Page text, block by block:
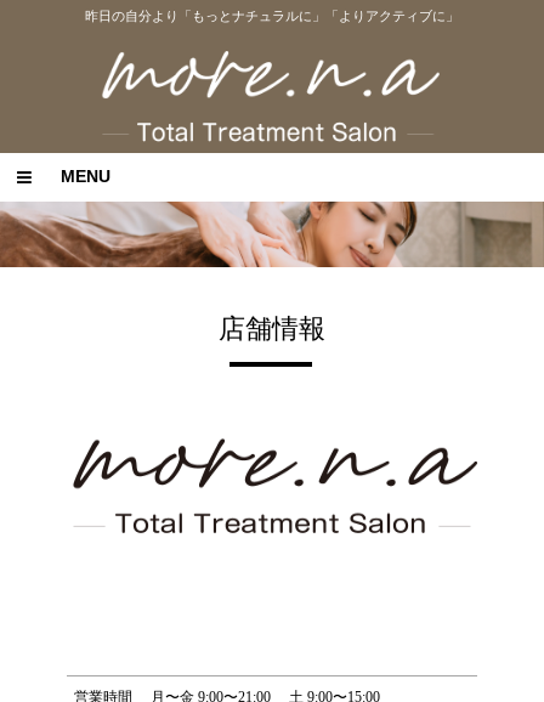
昨日の自分より「もっとナチュラルに」「よりアクティブに」
MENU
店舗情報
営業時間 月〜金 9:00〜21:00 土 9:00〜15:00